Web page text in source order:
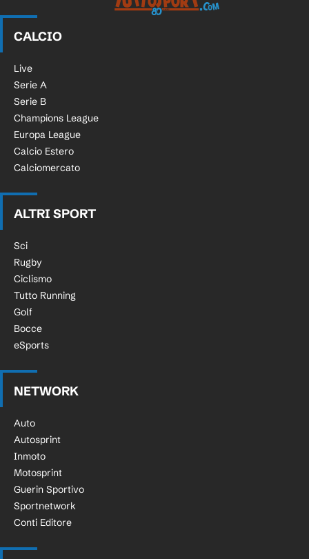
CALCIO
Live
Serie A
Serie B
Champions League
Europa League
Calcio Estero
Calciomercato
ALTRI SPORT
Sci
Rugby
Ciclismo
Tutto Running
Golf
Bocce
eSports
NETWORK
Auto
Autosprint
Inmoto
Motosprint
Guerin Sportivo
Sportnetwork
Conti Editore